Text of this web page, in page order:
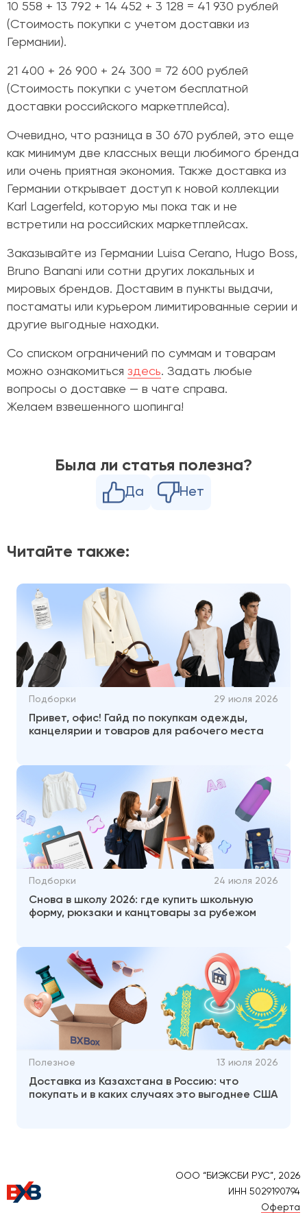
10 558 + 13 792 + 14 452 + 3 128 = 41 930 рублей
(Стоимость покупки с учетом доставки из
Германии).
21 400 + 26 900 + 24 300 = 72 600 рублей
(Стоимость покупки с учетом бесплатной
доставки российского маркетплейса).
Очевидно, что разница в 30 670 рублей, это еще
как минимум две классных вещи любимого бренда
или очень приятная экономия. Также доставка из
Германии открывает доступ к новой коллекции
Karl Lagerfeld, которую мы пока так и не
встретили на российских маркетплейсах.
Заказывайте из Германии Luisa Cerano, Hugo Boss,
Bruno Banani или сотни других локальных и
мировых брендов. Доставим в пункты выдачи,
постаматы или курьером лимитированные серии и
другие выгодные находки.
Со списком ограничений по суммам и товарам
можно ознакомиться здесь. Задать любые
вопросы о доставке — в чате справа.
Желаем взвешенного шопинга!
Была ли статья полезна?
Да Нет
Читайте также:
Подборки 29 июля 2026
Привет, офис! Гайд по покупкам одежды,
канцелярии и товаров для рабочего места
Подборки 24 июля 2026
Снова в школу 2026: где купить школьную
форму, рюкзаки и канцтовары за рубежом
Полезное 13 июля 2026
Доставка из Казахстана в Россию: что
покупать и в каких случаях это выгоднее США
ООО “БИЭКСБИ РУС”, 2026
ИНН 5029190794
Оферта